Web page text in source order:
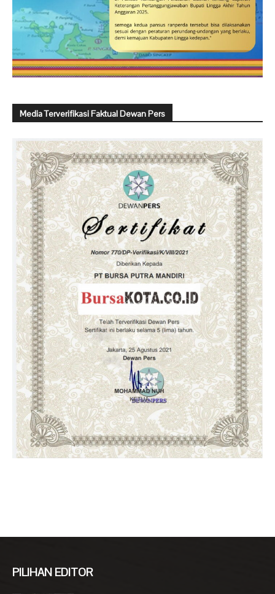
Media Terverifikasi Faktual Dewan Pers
PILIHAN EDITOR